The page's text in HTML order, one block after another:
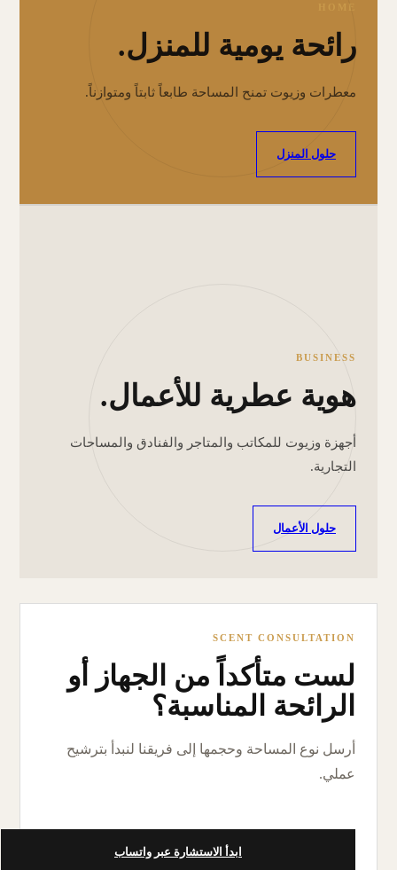
HOME
رائحة يومية للمنزل.
معطرات وزيوت تمنح المساحة طابعاً ثابتاً ومتوازناً.
حلول المنزل
BUSINESS
هوية عطرية للأعمال.
أجهزة وزيوت للمكاتب والمتاجر والفنادق والمساحات
التجارية.
حلول الأعمال
SCENT CONSULTATION
لست متأكداً من الجهاز أو
الرائحة المناسبة؟
أرسل نوع المساحة وحجمها إلى فريقنا لنبدأ بترشيح
عملي.
ابدأ الاستشارة عبر واتساب